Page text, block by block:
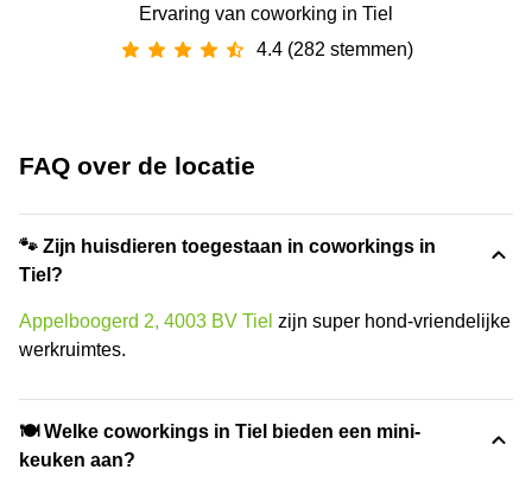
Ervaring van ‪coworking‬ in Tiel
4.4 (282 stemmen)
FAQ over de locatie
🐾 Zijn huisdieren toegestaan in coworkings in
Tiel?
Appelboogerd 2, 4003 BV Tiel zijn super hond-vriendelijke
werkruimtes.
🍽️ Welke coworkings in Tiel bieden een mini-
keuken aan?